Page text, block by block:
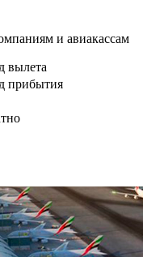
и авиакассам
вылета
прибытия